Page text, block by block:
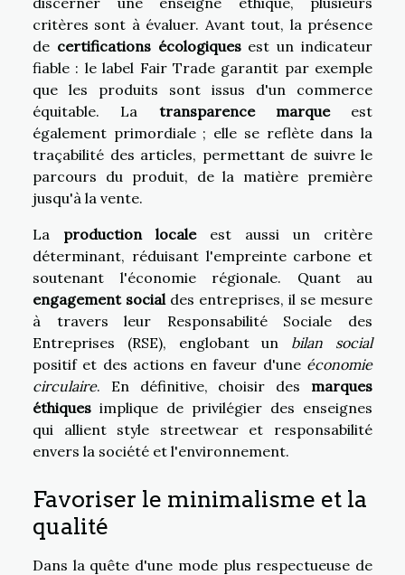
critères sont à évaluer. Avant tout, la présence
de certifications écologiquesest un indicateur
fiable : le label Fair Trade garantit par exemple
que les produits sont issus d'un commerce
équitable. La transparence marqueest
également primordiale ; elle se reflète dans la
traçabilité des articles, permettant de suivre le
parcours du produit, de la matière première
jusqu'à la vente.
La production localeest aussi un critère
déterminant, réduisant l'empreinte carbone et
soutenant l'économie régionale. Quant au
engagement socialdes entreprises, il se mesure
à travers leur Responsabilité Sociale des
Entreprises (RSE), englobant un bilan social
positif et des actions en faveur d'une économie
circulaire. En définitive, choisir des marques
éthiques implique de privilégier des enseignes
qui allient style streetwear et responsabilité
envers la société et l'environnement.
Favoriser le minimalisme et la
qualité
Dans la quête d'une mode plus respectueuse de